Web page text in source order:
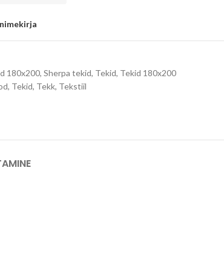
180x200, Sherpa tekid, Tekid, Tekid 180x200
, Tekid, Tekk, Tekstiil